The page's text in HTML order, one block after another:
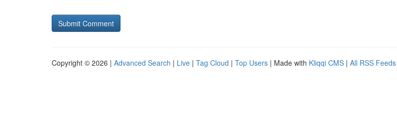
Copyright © 2026 | Advanced Search | Live | Tag Cloud | Top Users | Made with Kliqqi CMS | All RSS Feeds